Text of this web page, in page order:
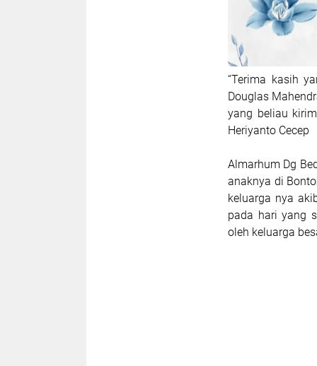
“Terima kasih
Douglas
yang beliau
Heriyanto Cecep
Almarhum Dg
anaknya di
keluarga nya
pada hari yang
oleh keluarga